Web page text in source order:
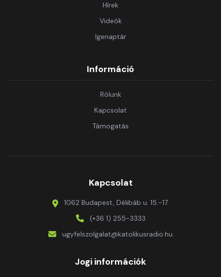
Hírek
Videók
Igenaptár
Információ
Rólunk
Kapcsolat
Támogatás
Kapcsolat
1062 Budapest, Délibáb u. 15.-17.
(+36 1) 255-3333
ugyfelszolgalat@katolikusradio.hu
Jogi információk